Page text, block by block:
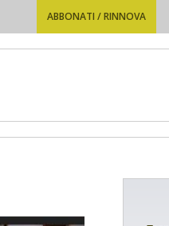
ABBONATI / RINNOVA